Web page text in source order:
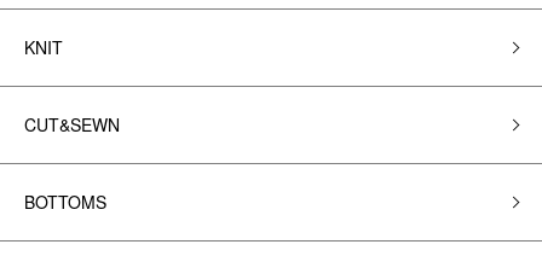
KNIT
CUT&SEWN
BOTTOMS